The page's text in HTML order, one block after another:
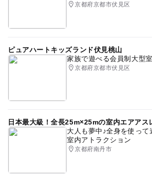
京都府京都市伏見区
ピュアハートキッズランド伏見桃山
家族で遊べる会員制大型
京都府京都市伏見区
日本最大級！全長25m×25mの室内エアアス
大人も夢中♪全身を使っ
室内アトラクション
京都府南丹市